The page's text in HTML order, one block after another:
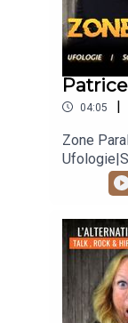
04:05 |
Zone
Animé
https://
https://
https://
https://
https://